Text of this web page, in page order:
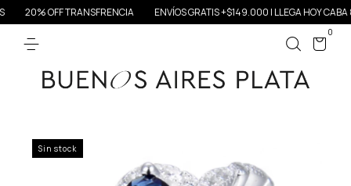
20% OFF TRANSFRENCIA ENVÍOS GRATIS +$149.000 | LLEGA HOY CABA &
0
Sin stock